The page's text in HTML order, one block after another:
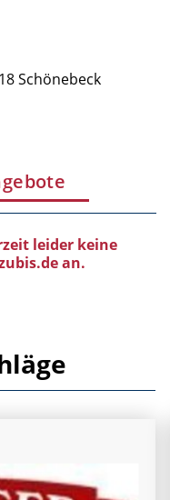
Schönebeck
leider keine
an.